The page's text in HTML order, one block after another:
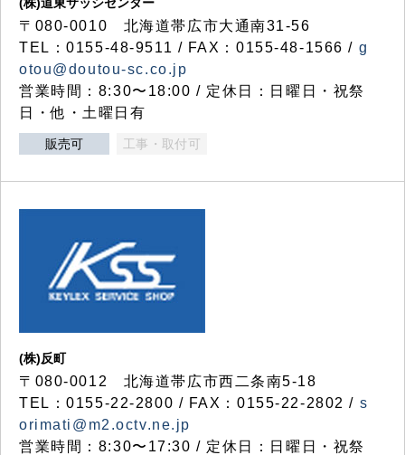
〒080-0010 北海道帯広市大通南31-56
TEL：0155-48-9511 / FAX：0155-48-1566 / g
otou@doutou-sc.co.jp
営業時間：8:30〜18:00 / 定休日：日曜日・祝祭
日・他・土曜日有
販売可 工事・取付可
(株)反町
〒080-0012 北海道帯広市西二条南5-18
TEL：0155-22-2800 / FAX：0155-22-2802 / s
orimati@m2.octv.ne.jp
営業時間：8:30〜17:30 / 定休日：日曜日・祝祭